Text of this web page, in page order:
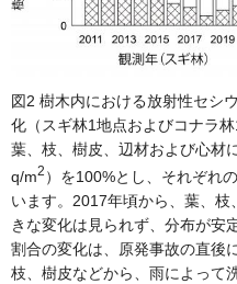
図2 樹木内における放射性セシ
化（スギ林1地点およびコナラ林
葉、枝、樹皮、辺材および心材
q/m2 ）を100%とし、それぞれ
います。2017年頃から、葉、
きな変化は見られず、分布が安
割合の変化は、原発事故の直後
枝、樹皮などから、雨によって